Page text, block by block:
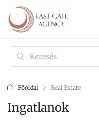
Főoldal Real Estate
Ingatlanok